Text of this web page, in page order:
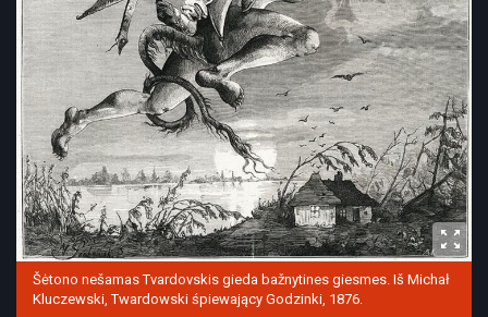
Šėtono nešamas Tvardovskis gieda bažnytines giesmes. Iš Michał
Kluczewski, Twardowski śpiewający Godzinki, 1876.